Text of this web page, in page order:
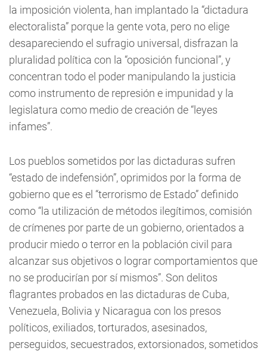
la imposición violenta, han implantado la “dictadura
electoralista” porque la gente vota, pero no elige
desapareciendo el sufragio universal, disfrazan la
pluralidad política con la “oposición funcional”, y
concentran todo el poder manipulando la justicia
como instrumento de represión e impunidad y la
legislatura como medio de creación de “leyes
infames”.
Los pueblos sometidos por las dictaduras sufren
“estado de indefensión”, oprimidos por la forma de
gobierno que es el “terrorismo de Estado” definido
como “la utilización de métodos ilegítimos, comisión
de crímenes por parte de un gobierno, orientados a
producir miedo o terror en la población civil para
alcanzar sus objetivos o lograr comportamientos que
no se producirían por sí mismos”. Son delitos
flagrantes probados en las dictaduras de Cuba,
Venezuela, Bolivia y Nicaragua con los presos
políticos, exiliados, torturados, asesinados,
perseguidos, secuestrados, extorsionados, sometidos